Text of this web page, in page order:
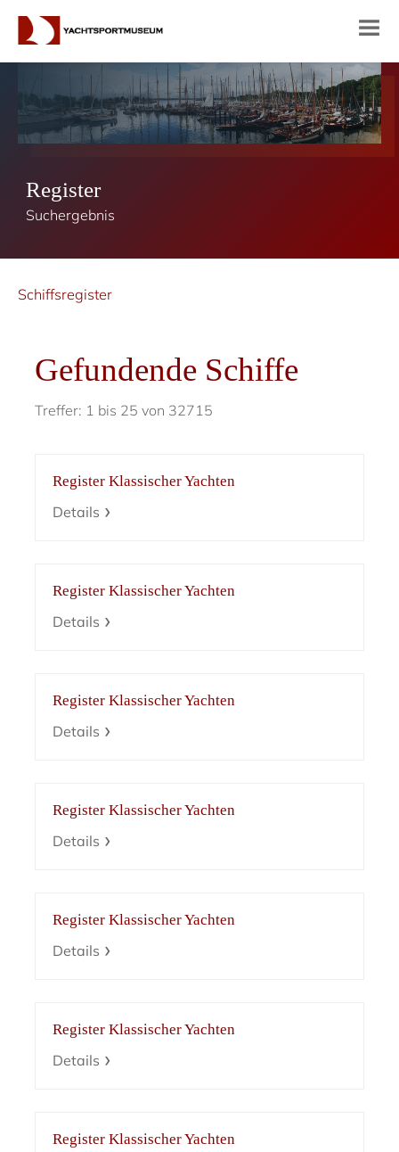
Register
Suchergebnis
Schiffsregister
Gefundende Schiffe
Treffer: 1 bis 25 von 32715
Register Klassischer Yachten
Details
Register Klassischer Yachten
Details
Register Klassischer Yachten
Details
Register Klassischer Yachten
Details
Register Klassischer Yachten
Details
Register Klassischer Yachten
Details
Register Klassischer Yachten